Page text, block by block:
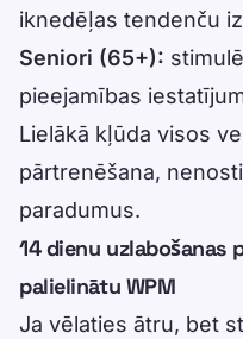
iknedēļas tendenču
Seniori (65+):
pieejamības
Lielākā kļūda visos
pārtrenēšana,
paradumus.
14 dienu uzlabošanas
palielinātu WPM
Ja vēlaties ātru, bet